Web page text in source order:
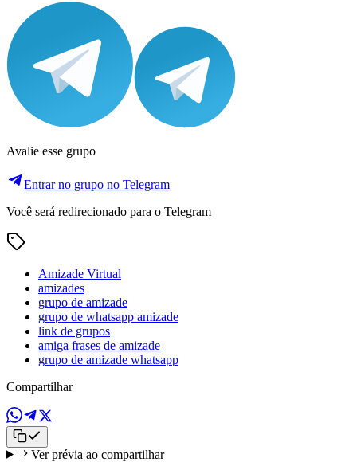
Avalie esse grupo
Entrar no grupo no Telegram
Você será redirecionado para o Telegram
Amizade Virtual
amizades
grupo de amizade
grupo de whatsapp amizade
link de grupos
amiga frases de amizade
grupo de amizade whatsapp
Compartilhar
Ver prévia ao compartilhar